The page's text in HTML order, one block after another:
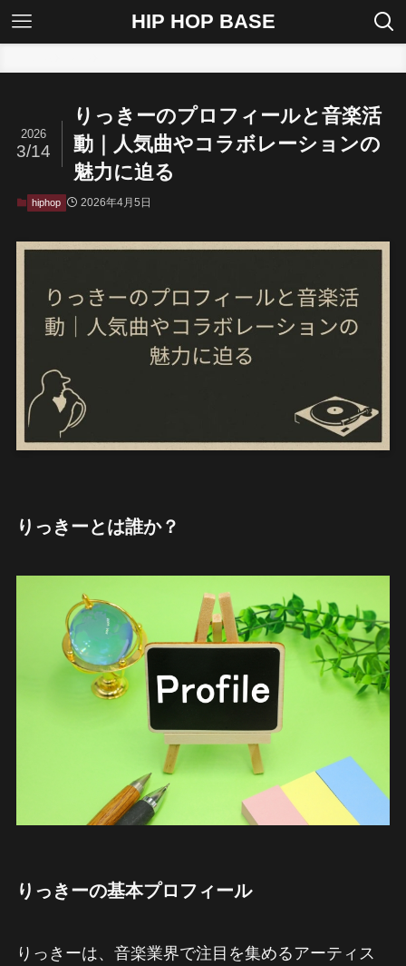
HIP HOP BASE
りっきーのプロフィールと音楽活
動｜人気曲やコラボレーションの
魅力に迫る
2026
3/14
hiphop 2026年4月5日
りっきーとは誰か？
りっきーの基本プロフィール
りっきーは、音楽業界で注目を集めるアーティス